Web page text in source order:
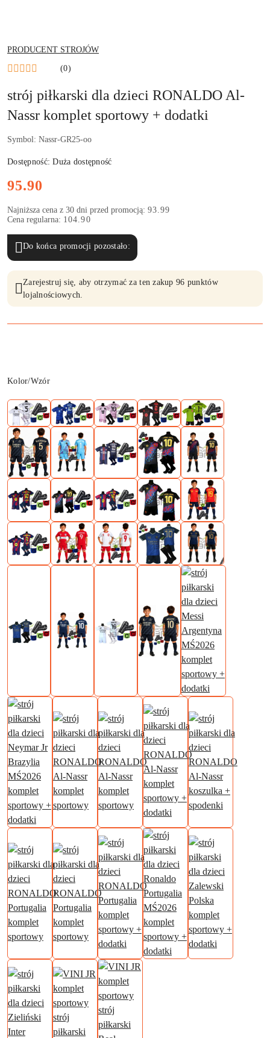
NAZWA
PRODUCENTA:
PRODUCENT STROJÓW
(0)
strój piłkarski dla dzieci RONALDO Al-
Nassr komplet sportowy + dodatki
Symbol: Nassr-GR25-oo
Dostępność:Duża dostępność
Cena:
95.90
Najniższa cena z 30 dni przed promocją: 93.99
Cena regularna: 104.90
Do końca promocji pozostało:
Zarejestruj się, aby otrzymać za ten zakup 96 punktów
lojalnościowych.
Wariant
Kolor/Wzór